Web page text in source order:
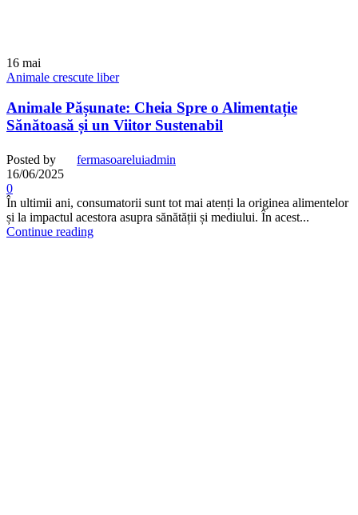
16 mai
Animale crescute liber
Animale Pășunate: Cheia Spre o Alimentație
Sănătoasă și un Viitor Sustenabil
Posted by
fermasoareluiadmin
16/06/2025
0
În ultimii ani, consumatorii sunt tot mai atenți la originea alimentelor
și la impactul acestora asupra sănătății și mediului. În acest...
Continue reading